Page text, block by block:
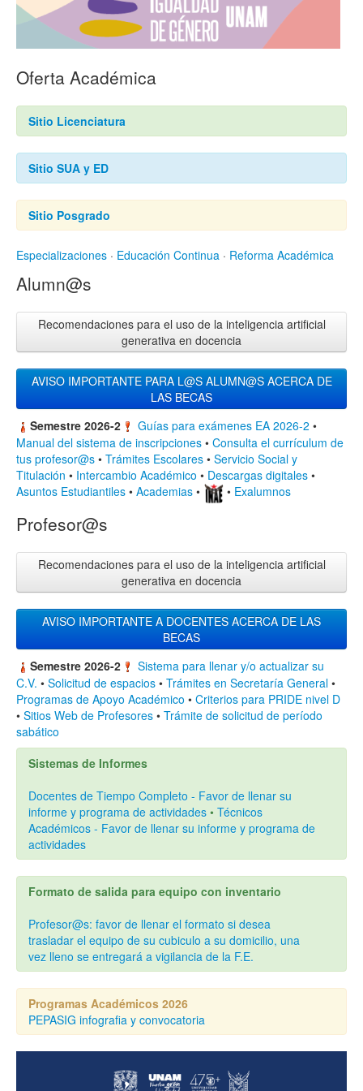
Oferta Académica
Sitio Licenciatura
Sitio SUA y ED
Sitio Posgrado
Especializaciones · Educación Continua · Reforma Académica
Alumn@s
Recomendaciones para el uso de la inteligencia artificial
generativa en docencia
AVISO IMPORTANTE PARA L@S ALUMN@S ACERCA DE
LAS BECAS
“La asignación de becas no puede usarse como un instrumento
de acoso sexual, ni ningún tipo de extorsión hacia la becaria o
becario. Se preserva el derecho de una becaria o becario de
denunciar ante las instancias correspondientes cualquier acto
que sufra de violencia, acoso o discriminación por motivos de
género o cualquier otro acto que coaccione su participación por
parte del investigador titular o algún otro miembro del equipo de
Semestre 2026-2 Guías para exámenes EA 2026-2 •
Manual del sistema de inscripciones • Consulta el currículum de
tus profesor@s • Trámites Escolares • Servicio Social y
Titulación • Intercambio Académico • Descargas digitales •
Asuntos Estudiantiles • Academias • • Exalumnos
Profesor@s
Recomendaciones para el uso de la inteligencia artificial
generativa en docencia
AVISO IMPORTANTE A DOCENTES ACERCA DE LAS
BECAS
“La asignación de colaboradoras y colaboradores de proyectos
de investigación no puede usarse como un instrumento de
acoso sexual, ni ningún tipo de extorsión hacia las personas
participantes. Se preserva el derecho de dichas personas de
denunciar ante las instancias correspondientes cualquier acto
que sufra de violencia, acoso o discriminación por motivos de
género o cualquier otro acto que coaccione su participación por
trabajo”.
Semestre 2026-2
Sistema para llenar y/o actualizar su
C.V. • Solicitud de espacios • Trámites en Secretaría General •
Programas de Apoyo Académico • Criterios para PRIDE nivel D
• Sitios Web de Profesores • Trámite de solicitud de período
sabático
Sistemas de Informes
Docentes de Tiempo Completo - Favor de llenar su
informe y programa de actividades • Técnicos
Académicos - Favor de llenar su informe y programa de
actividades
Formato de salida para equipo con inventario
Profesor@s: favor de llenar el formato si desea
trasladar el equipo de su cubiculo a su domicilio, una
vez lleno se entregará a vigilancia de la F.E.
Programas Académicos 2026
PEPASIG infografia y convocatoria